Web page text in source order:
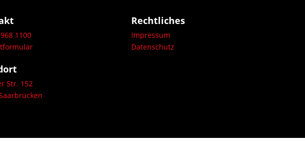
1100
Str. 152
Rechtliches
Impressum
Datenschutz